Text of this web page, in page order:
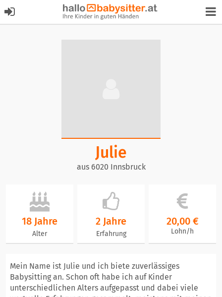
Julie
aus 6020 Innsbruck
18 Jahre
Alter
2 Jahre
Erfahrung
20,00 €
Lohn/h
Mein Name ist Julie und ich biete zuverlässiges
Babysitting an. Schon oft habe ich auf Kinder
unterschiedlichen Alters aufgepasst und dabei viele